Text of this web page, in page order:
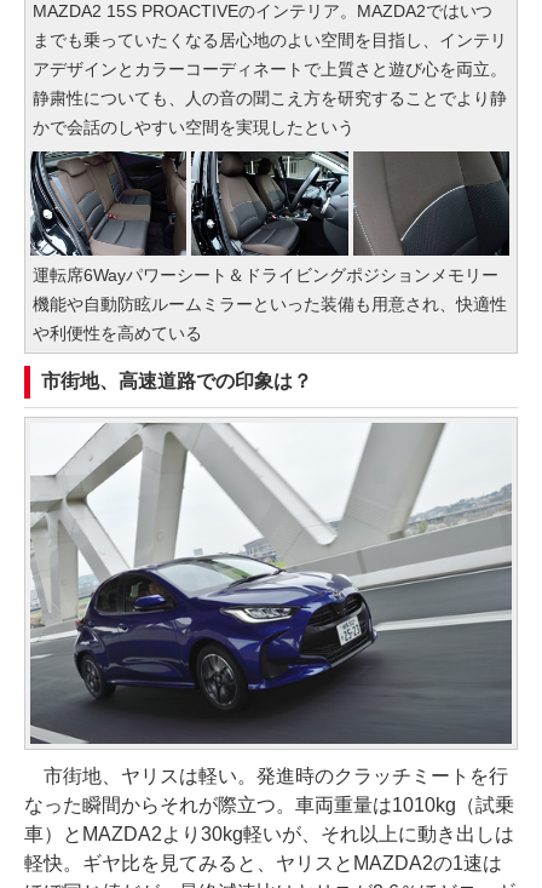
MAZDA2 15S PROACTIVEのインテリア。MAZDA2ではいつ
までも乗っていたくなる居心地のよい空間を目指し、インテリ
アデザインとカラーコーディネートで上質さと遊び心を両立。
静粛性についても、人の音の聞こえ方を研究することでより静
かで会話のしやすい空間を実現したという
運転席6Wayパワーシート＆ドライビングポジションメモリー
機能や自動防眩ルームミラーといった装備も用意され、快適性
や利便性を高めている
市街地、高速道路での印象は？
市街地、ヤリスは軽い。発進時のクラッチミートを行
なった瞬間からそれが際立つ。車両重量は1010kg（試乗
車）とMAZDA2より30kg軽いが、それ以上に動き出しは
軽快。ギヤ比を見てみると、ヤリスとMAZDA2の1速は